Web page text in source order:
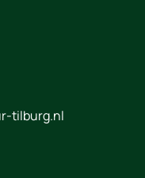
tilburg.nl